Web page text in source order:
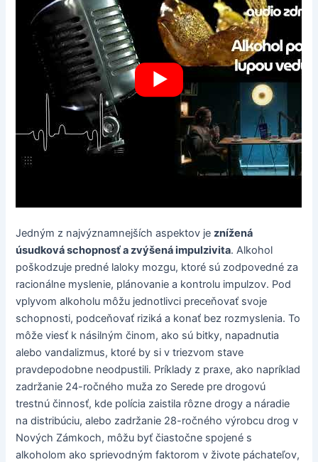
Jedným z najvýznamnejších aspektov jeznížená
úsudková schopnosť a zvýšená impulzivita. Alkohol
poškodzuje predné laloky mozgu, ktoré sú zodpovedné za
racionálne myslenie, plánovanie a kontrolu impulzov. Pod
vplyvom alkoholu môžu jednotlivci preceňovať svoje
schopnosti, podceňovať riziká a konať bez rozmyslenia. To
môže viesť k násilným činom, ako sú bitky, napadnutia
alebo vandalizmus, ktoré by si v triezvom stave
pravdepodobne neodpustili. Príklady z praxe, ako napríklad
zadržanie 24-ročného muža zo Serede pre drogovú
trestnú činnosť, kde polícia zaistila rôzne drogy a náradie
na distribúciu, alebo zadržanie 28-ročného výrobcu drog v
Nových Zámkoch, môžu byť čiastočne spojené s
alkoholom ako sprievodným faktorom v živote páchateľov,